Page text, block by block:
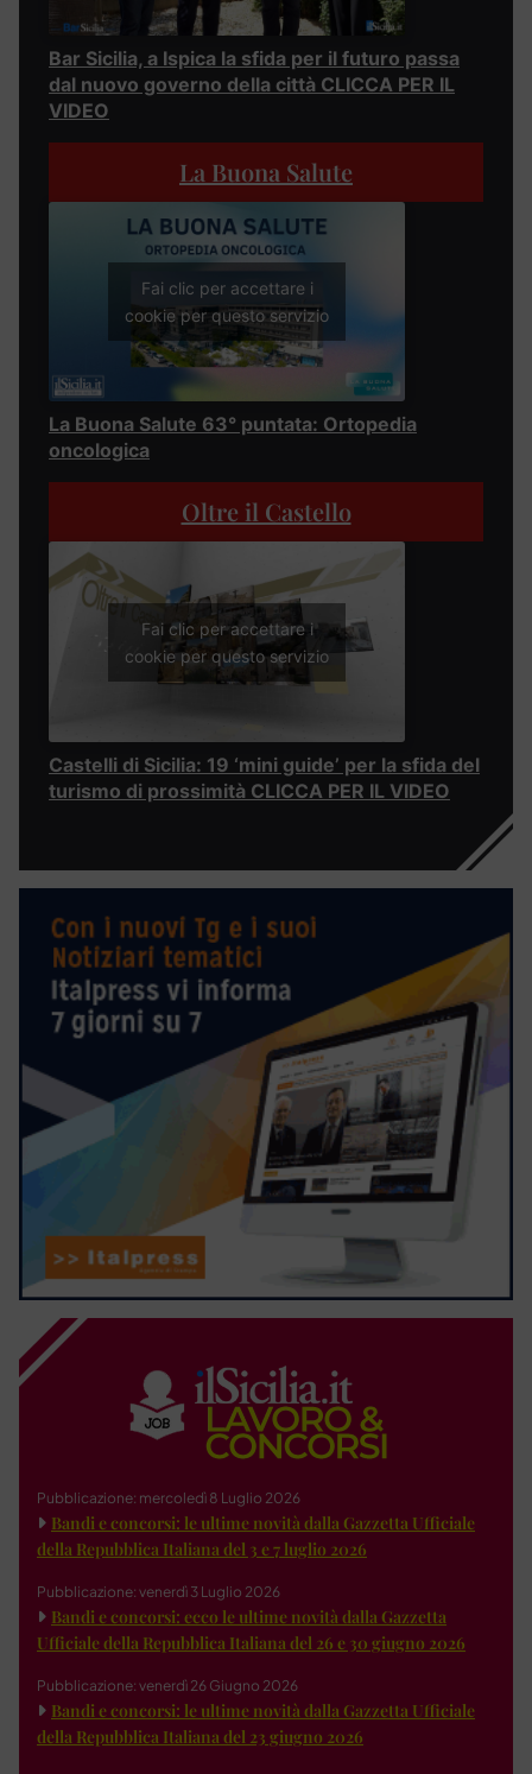
Bar Sicilia, a Ispica la sfida per il futuro passa
dal nuovo governo della città CLICCA PER IL
VIDEO
La Buona Salute
Fai clic per accettare i
cookie per questo servizio
La Buona Salute 63° puntata: Ortopedia
oncologica
Oltre il Castello
Fai clic per accettare i
cookie per questo servizio
Castelli di Sicilia: 19 ‘mini guide’ per la sfida del
turismo di prossimità CLICCA PER IL VIDEO
Pubblicazione: mercoledì 8 Luglio 2026
Bandi e concorsi: le ultime novità dalla Gazzetta Ufficiale
della Repubblica Italiana del 3 e 7 luglio 2026
Pubblicazione: venerdì 3 Luglio 2026
Bandi e concorsi: ecco le ultime novità dalla Gazzetta
Ufficiale della Repubblica Italiana del 26 e 30 giugno 2026
Pubblicazione: venerdì 26 Giugno 2026
Bandi e concorsi: le ultime novità dalla Gazzetta Ufficiale
della Repubblica Italiana del 23 giugno 2026